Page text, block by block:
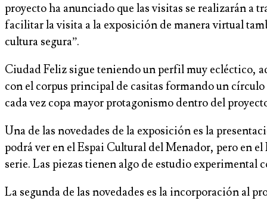
proyecto ha anunciado que las visitas se realizarán a
facilitar la visita a la exposición de manera virtual
cultura segura”.
Ciudad Feliz sigue teniendo un perfil muy ecléctico,
con el corpus principal de casitas formando un
cada vez copa mayor protagonismo dentro del
Una de las novedades de la exposición es la
podrá ver en el Espai Cultural del Menador, pero en
serie. Las piezas tienen algo de estudio experimental
La segunda de las novedades es la incorporación al